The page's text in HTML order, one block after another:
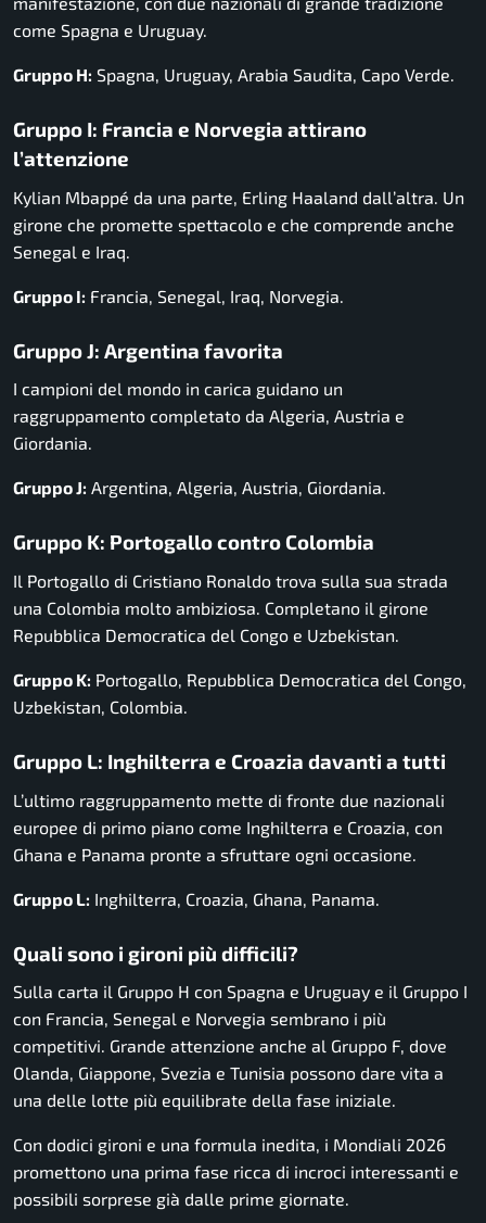
come Spagna e Uruguay.
Gruppo H: Spagna, Uruguay, Arabia Saudita, Capo Verde.
Gruppo I: Francia e Norvegia attirano
l’attenzione
Kylian Mbappé da una parte, Erling Haaland dall’altra. Un
girone che promette spettacolo e che comprende anche
Senegal e Iraq.
Gruppo I: Francia, Senegal, Iraq, Norvegia.
Gruppo J: Argentina favorita
I campioni del mondo in carica guidano un
raggruppamento completato da Algeria, Austria e
Giordania.
Gruppo J: Argentina, Algeria, Austria, Giordania.
Gruppo K: Portogallo contro Colombia
Il Portogallo di Cristiano Ronaldo trova sulla sua strada
una Colombia molto ambiziosa. Completano il girone
Repubblica Democratica del Congo e Uzbekistan.
Gruppo K: Portogallo, Repubblica Democratica del Congo,
Uzbekistan, Colombia.
Gruppo L: Inghilterra e Croazia davanti a tutti
L’ultimo raggruppamento mette di fronte due nazionali
europee di primo piano come Inghilterra e Croazia, con
Ghana e Panama pronte a sfruttare ogni occasione.
Gruppo L: Inghilterra, Croazia, Ghana, Panama.
Quali sono i gironi più difficili?
Sulla carta il Gruppo H con Spagna e Uruguay e il Gruppo I
con Francia, Senegal e Norvegia sembrano i più
competitivi. Grande attenzione anche al Gruppo F, dove
Olanda, Giappone, Svezia e Tunisia possono dare vita a
una delle lotte più equilibrate della fase iniziale.
Con dodici gironi e una formula inedita, i Mondiali 2026
promettono una prima fase ricca di incroci interessanti e
possibili sorprese già dalle prime giornate.